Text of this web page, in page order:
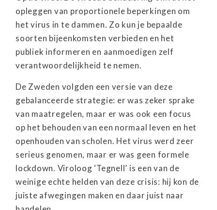
opleggen van proportionele beperkingen om
het virus in te dammen. Zo kun je bepaalde
soorten bijeenkomsten verbieden en het
publiek informeren en aanmoedigen zelf
verantwoordelijkheid te nemen.
De Zweden volgden een versie van deze
gebalanceerde strategie: er was zeker sprake
van maatregelen, maar er was ook een focus
op het behouden van een normaal leven en het
openhouden van scholen. Het virus werd zeer
serieus genomen, maar er was geen formele
lockdown. Viroloog ‘Tegnell’ is een van de
weinige echte helden van deze crisis: hij kon de
juiste afwegingen maken en daar juist naar